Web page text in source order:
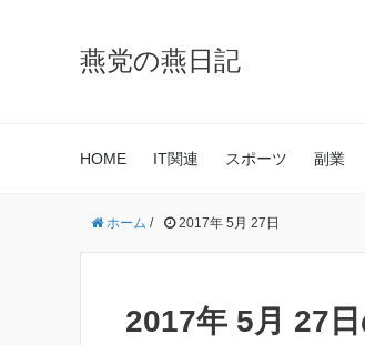
燕党の燕日記
HOME IT関連 スポーツ 副業
ホーム / 2017年 5月 27日
2017年 5月 27